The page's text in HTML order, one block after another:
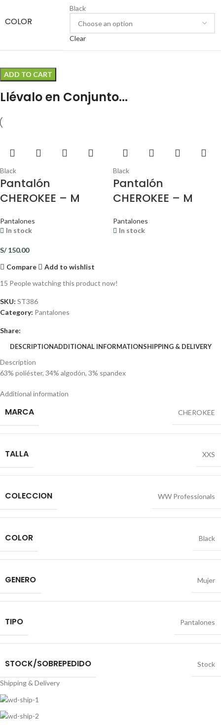
COLOR
Black
Clear
ADD TO CART
Llévalo en Conjunto...
Black
Pantalón
CHEROKEE – M
Pantalones
In stock
S/150.00
Black
Pantalón
CHEROKEE – M
Pantalones
In stock
Compare
Add to wishlist
15 People watching this product now!
SKU: ST386
Category: Pantalones
Share:
DESCRIPTIONADDITIONAL INFORMATIONSHIPPING & DELIVERY
Description
63% poliéster, 34% algodón, 3% spandex
Additional information
MARCA CHEROKEE
TALLA XXS
COLECCION WW Professionals
COLOR Black
GENERO Mujer
TIPO Pantalones
STOCK/SOBREPEDIDO Stock
Shipping & Delivery